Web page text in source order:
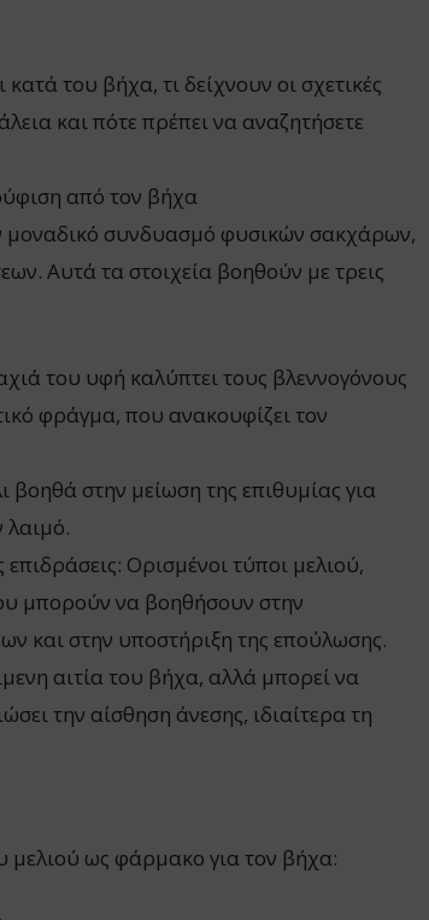
του βήχα, τι δείχνουν οι σχετικές
και πότε πρέπει να αναζητήσετε
από τον βήχα
μοναδικό συνδυασμό φυσικών σακχάρων,
Αυτά τα στοιχεία βοηθούν με τρεις
του υφή καλύπτει τους βλεννογόνους
φράγμα, που ανακουφίζει τον
στην μείωση της επιθυμίας για
λαιμό.
Ορισμένοι τύποι μελιού,
μπορούν να βοηθήσουν στην
και στην υποστήριξη της επούλωσης.
αιτία του βήχα, αλλά μπορεί να
την αίσθηση άνεσης, ιδιαίτερα τη
μελιού ως φάρμακο για τον βήχα: